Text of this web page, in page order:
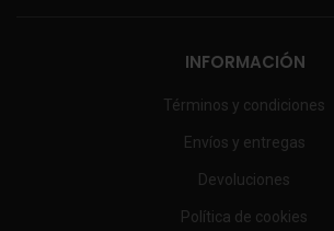
INFORMACIÓN
Términos y condiciones
Envíos y entregas
Devoluciones
Política de cookies